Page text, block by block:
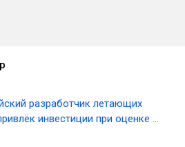
разработчик летающих
инвестиции при оценке в